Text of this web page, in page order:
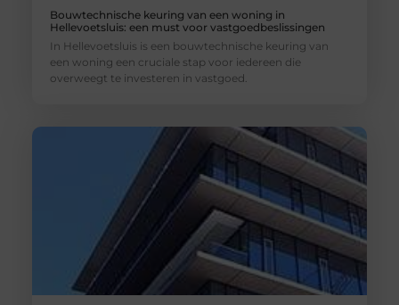
Bouwtechnische keuring van een woning in
Hellevoetsluis: een must voor vastgoedbeslissingen
In Hellevoetsluis is een bouwtechnische keuring van
een woning een cruciale stap voor iedereen die
overweegt te investeren in vastgoed.